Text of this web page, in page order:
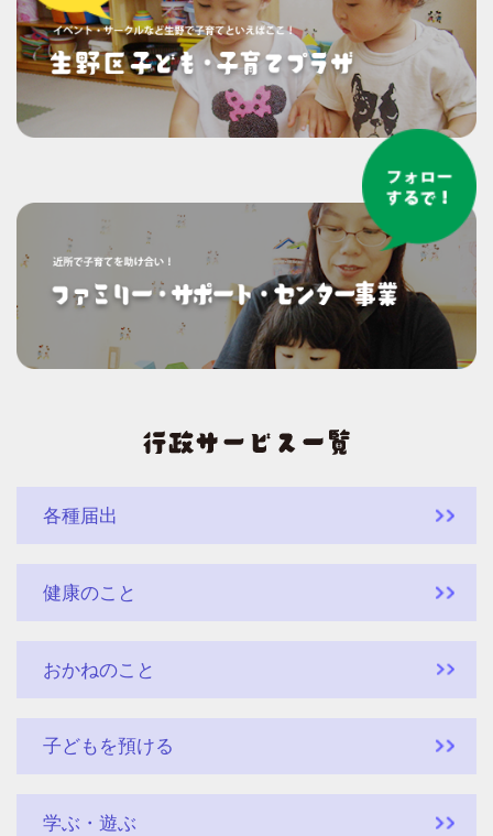
各種届出
健康のこと
おかねのこと
子どもを預ける
学ぶ・遊ぶ